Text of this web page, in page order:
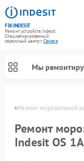
FIX-INDESIT
Ремонт устройств Indesit
Специализированный
cервисный центр г.Самара
Мы
Ремонт морозильной
Ремонт
Indesit OS